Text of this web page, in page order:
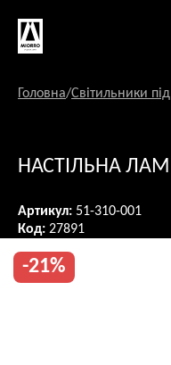
змісту
Головна/Світильники
НАСТІЛЬНА
Артикул: 51-310-001
Код: 27891
-21%